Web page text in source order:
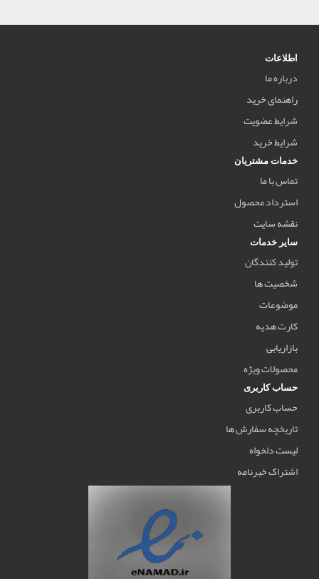
اطلاعات
درباره ما
راهنمای خرید
شرایط عضویت
شرایط خرید
خدمات مشتریان
تماس با ما
استرداد محصول
نقشه سایت
سایر خدمات
تولید کنندگان
شخصیت ها
موضوعات
کارت هدیه
بازاریابی
محصولات ویژه
حساب کاربری
حساب کاربری
تاریخچه سفارش ها
لیست دلخواه
اشتراک خبرنامه